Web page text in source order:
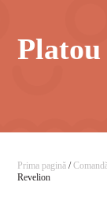
Prima pagină /
Revelion